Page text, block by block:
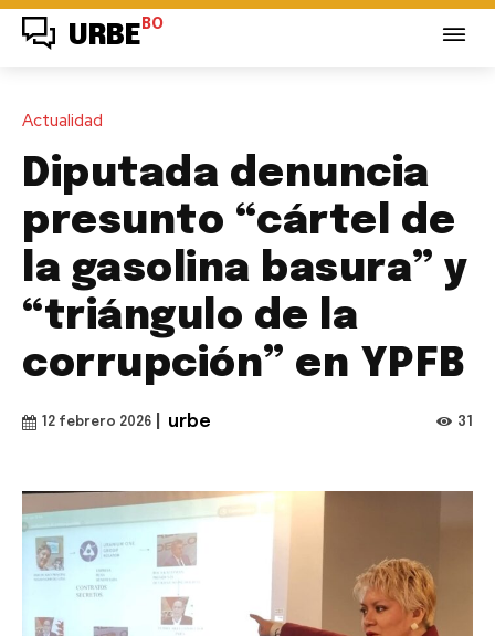
URBE BO
Actualidad
Diputada denuncia
presunto “cártel de
la gasolina basura” y
“triángulo de la
corrupción” en YPFB
12 febrero 2026 urbe 31